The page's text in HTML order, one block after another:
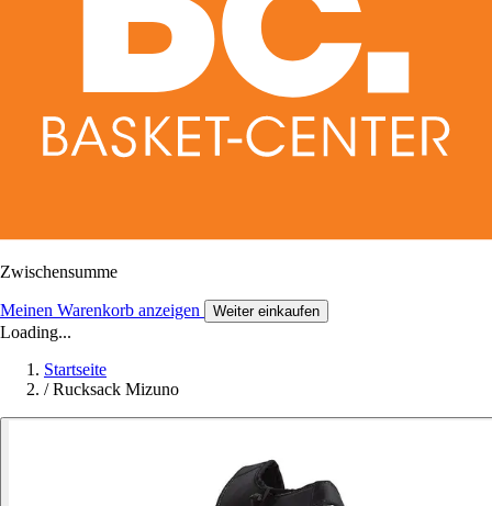
Zwischensumme
Meinen Warenkorb anzeigen Weiter einkaufen
Loading...
Startseite
/ Rucksack Mizuno